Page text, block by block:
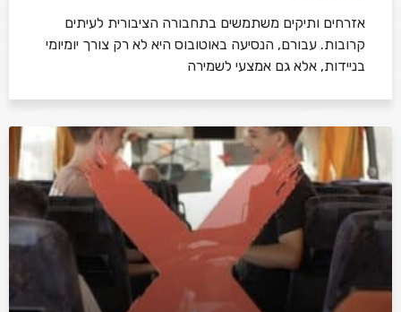
אזרחים ותיקים משתמשים בתחבורה הציבורית לעיתים
קרובות. עבורם, הנסיעה באוטובוס היא לא רק צורך יומיומי
בניידות, אלא גם אמצעי לשמירה